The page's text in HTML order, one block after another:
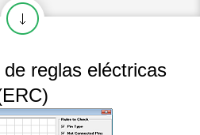
reglas eléctricas